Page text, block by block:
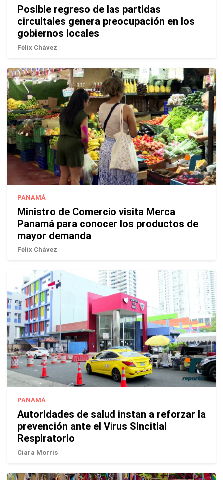
Posible regreso de las partidas
circuitales genera preocupación en los
gobiernos locales
Félix Chávez
PANAMÁ
Ministro de Comercio visita Merca
Panamá para conocer los productos de
mayor demanda
Félix Chávez
PANAMÁ
Autoridades de salud instan a reforzar la
prevención ante el Virus Sincitial
Respiratorio
Ciara Morris